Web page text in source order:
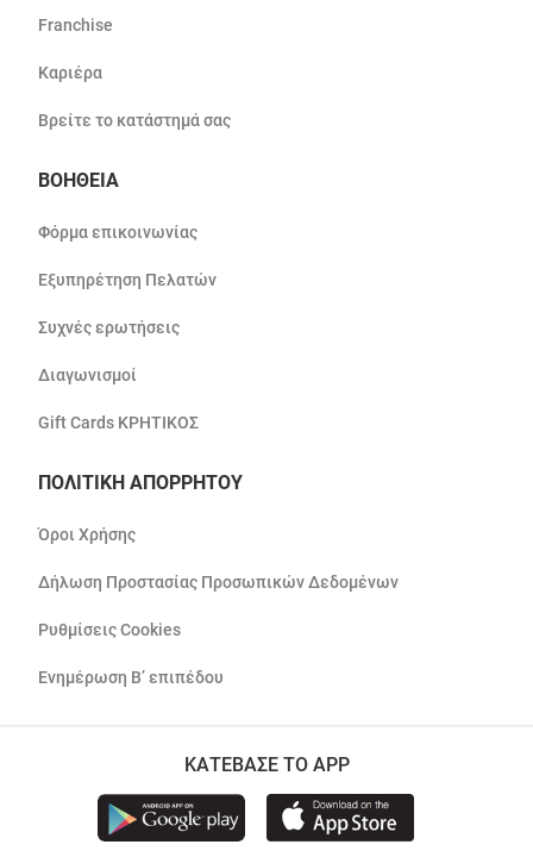
Franchise
Καριέρα
Βρείτε το κατάστημά σας
ΒΟΗΘΕΙΑ
Φόρμα επικοινωνίας
Εξυπηρέτηση Πελατών
Συχνές ερωτήσεις
Διαγωνισμοί
Gift Cards ΚΡΗΤΙΚΟΣ
ΠΟΛΙΤΙΚΗ ΑΠΟΡΡΗΤΟΥ
Όροι Χρήσης
Δήλωση Προστασίας Προσωπικών Δεδομένων
Ρυθμίσεις Cookies
Ενημέρωση Β’ επιπέδου
ΚΑΤΕΒΑΣΕ ΤΟ APP